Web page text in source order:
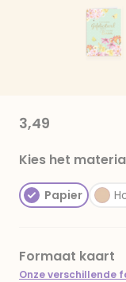
3,49
Kies het
Papier
Formaat kaart
Onze verschillende